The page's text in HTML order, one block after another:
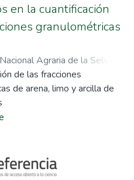
en la cuantificación
granulométricas
Agraria de la Selva
Macuri, Priscila Yuszara
Paul; Manrique de Lara
de las fracciones
de arena, limo y arcilla de
país son ampliamente
embargo, resultados
suelen ser